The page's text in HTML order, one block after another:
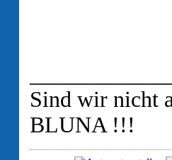
Sind wir nicht
BLUNA !!!